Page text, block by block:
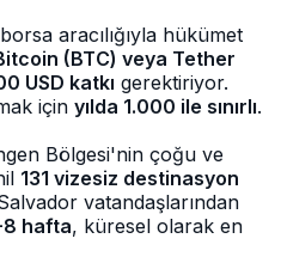
aracılığıyla hükümet
(BTC) veya Tether
USD katkı gerektiriyor.
için yılda 1.000 ile sınırlı.
Bölgesi'nin çoğu ve
131 vizesiz destinasyon
vatandaşlarından
hafta, küresel olarak en